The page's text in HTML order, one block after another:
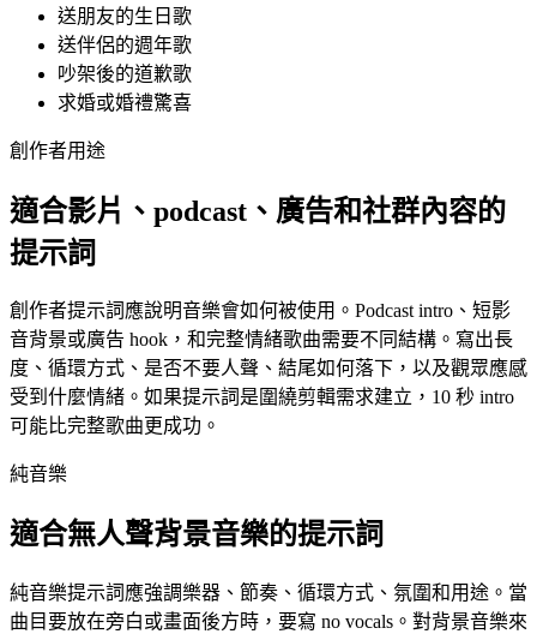
送朋友的生日歌
送伴侶的週年歌
吵架後的道歉歌
求婚或婚禮驚喜
創作者用途
適合影片、podcast、廣告和社群內容的
提示詞
創作者提示詞應說明音樂會如何被使用。Podcast intro、短影
音背景或廣告 hook，和完整情緒歌曲需要不同結構。寫出長
度、循環方式、是否不要人聲、結尾如何落下，以及觀眾應感
受到什麼情緒。如果提示詞是圍繞剪輯需求建立，10 秒 intro
可能比完整歌曲更成功。
純音樂
適合無人聲背景音樂的提示詞
純音樂提示詞應強調樂器、節奏、循環方式、氛圍和用途。當
曲目要放在旁白或畫面後方時，要寫 no vocals。對背景音樂來